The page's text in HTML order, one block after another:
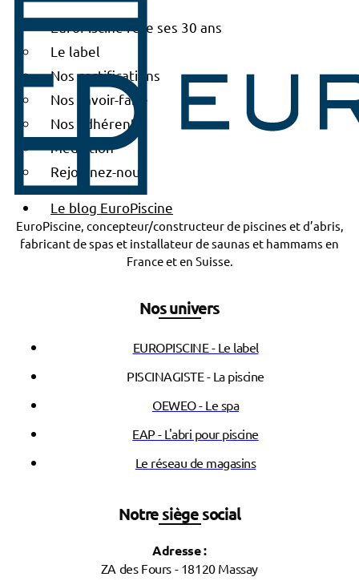
EuroPiscine fête ses 30 ans
Le label
Nos certifications
Nos savoir-faire
Nos adhérents
Médiation
Rejoignez-nous
Le blog EuroPiscine
EuroPiscine, concepteur/constructeur de piscines et d’abris,
fabricant de spas et installateur de saunas et hammams en
France et en Suisse.
Nos univers
EUROPISCINE - Le label
PISCINAGISTE - La piscine
OEWEO - Le spa
EAP - L'abri pour piscine
Le réseau de magasins
Notre siège social
Adresse :
ZA des Fours - 18120 Massay